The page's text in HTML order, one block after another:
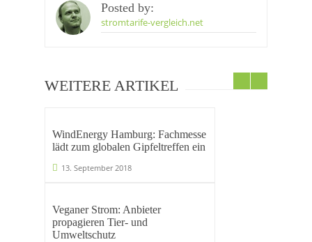
Posted by:
stromtarife-vergleich.net
WEITERE ARTIKEL
WindEnergy Hamburg: Fachmesse
lädt zum globalen Gipfeltreffen ein
13. September 2018
Veganer Strom: Anbieter
propagieren Tier- und
Umweltschutz